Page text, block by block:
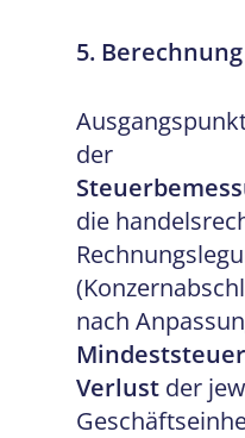
5. Berechnung
der
die
nach
Verlust der